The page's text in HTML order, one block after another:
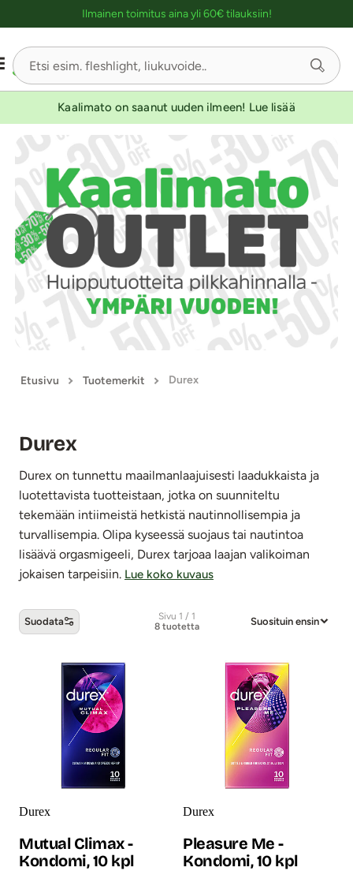
Ilmainen toimitus aina yli 60€ tilauksiin!
Kaalimato on saanut uuden ilmeen! Lue lisää
Etusivu Tuotemerkit Durex
Durex
Durex on tunnettu maailmanlaajuisesti laadukkaista ja
luotettavista tuotteistaan, jotka on suunniteltu
tekemään intiimeistä hetkistä nautinnollisempia ja
turvallisempia. Olipa kyseessä suojaus tai nautintoa
lisäävä orgasmigeeli, Durex tarjoaa laajan valikoiman
jokaisen tarpeisiin. Lue koko kuvaus
Suodata
Sivu 1 / 1
8 tuotetta
Suosituin ensin
Durex -tuotteet
Durex
Mutual Climax -
Kondomi, 10 kpl
Durex
Pleasure Me -
Kondomi, 10 kpl